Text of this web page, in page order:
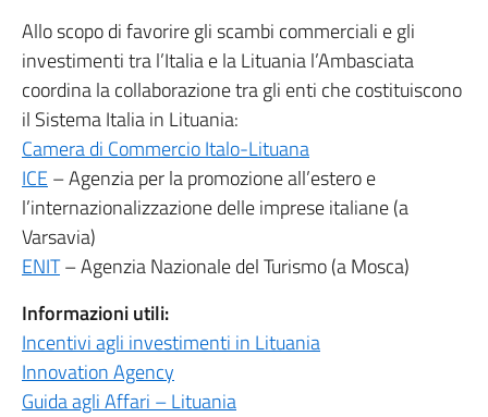
Allo scopo di favorire gli scambi commerciali e gli
investimenti tra l’Italia e la Lituania l’Ambasciata
coordina la collaborazione tra gli enti che costituiscono
il Sistema Italia in Lituania:
Camera di Commercio Italo-Lituana
ICE – Agenzia per la promozione all’estero e
l’internazionalizzazione delle imprese italiane (a
Varsavia)
ENIT– Agenzia Nazionale del Turismo (a Mosca)
Informazioni utili:
Incentivi agli investimenti in Lituania
Innovation Agency
Guida agli Affari – Lituania